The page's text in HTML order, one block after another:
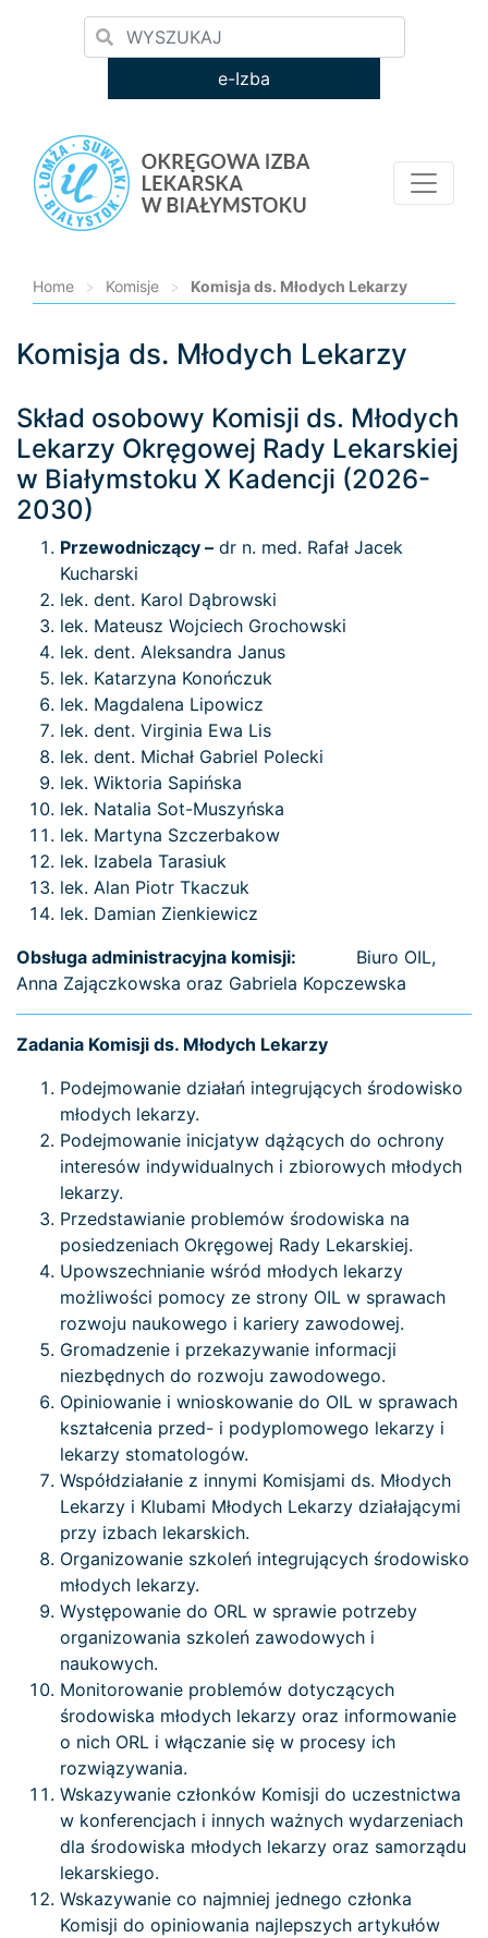
e-Izba
Home > Komisje > Komisja ds. Młodych Lekarzy
Loading...
Komisja ds. Młodych Lekarzy
Skład osobowy Komisji ds. Młodych
Lekarzy Okręgowej Rady Lekarskiej
w Białymstoku X Kadencji (2026-
2030)
Przewodniczący – dr n. med. Rafał Jacek
Kucharski
lek. dent. Karol Dąbrowski
lek. Mateusz Wojciech Grochowski
lek. dent. Aleksandra Janus
lek. Katarzyna Konończuk
lek. Magdalena Lipowicz
lek. dent. Virginia Ewa Lis
lek. dent. Michał Gabriel Polecki
lek. Wiktoria Sapińska
lek. Natalia Sot-Muszyńska
lek. Martyna Szczerbakow
lek. Izabela Tarasiuk
lek. Alan Piotr Tkaczuk
lek. Damian Zienkiewicz
Obsługa administracyjna komisji: Biuro OIL,
Anna Zajączkowska oraz Gabriela Kopczewska
Zadania Komisji ds. Młodych Lekarzy
Podejmowanie działań integrujących środowisko
młodych lekarzy.
Podejmowanie inicjatyw dążących do ochrony
interesów indywidualnych i zbiorowych młodych
lekarzy.
Przedstawianie problemów środowiska na
posiedzeniach Okręgowej Rady Lekarskiej.
Upowszechnianie wśród młodych lekarzy
możliwości pomocy ze strony OIL w sprawach
rozwoju naukowego i kariery zawodowej.
Gromadzenie i przekazywanie informacji
niezbędnych do rozwoju zawodowego.
Opiniowanie i wnioskowanie do OIL w sprawach
kształcenia przed- i podyplomowego lekarzy i
lekarzy stomatologów.
Współdziałanie z innymi Komisjami ds. Młodych
Lekarzy i Klubami Młodych Lekarzy działającymi
przy izbach lekarskich.
Organizowanie szkoleń integrujących środowisko
młodych lekarzy.
Występowanie do ORL w sprawie potrzeby
organizowania szkoleń zawodowych i
naukowych.
Monitorowanie problemów dotyczących
środowiska młodych lekarzy oraz informowanie
o nich ORL i włączanie się w procesy ich
rozwiązywania.
Wskazywanie członków Komisji do uczestnictwa
w konferencjach i innych ważnych wydarzeniach
dla środowiska młodych lekarzy oraz samorządu
lekarskiego.
Wskazywanie co najmniej jednego członka
Komisji do opiniowania najlepszych artykułów